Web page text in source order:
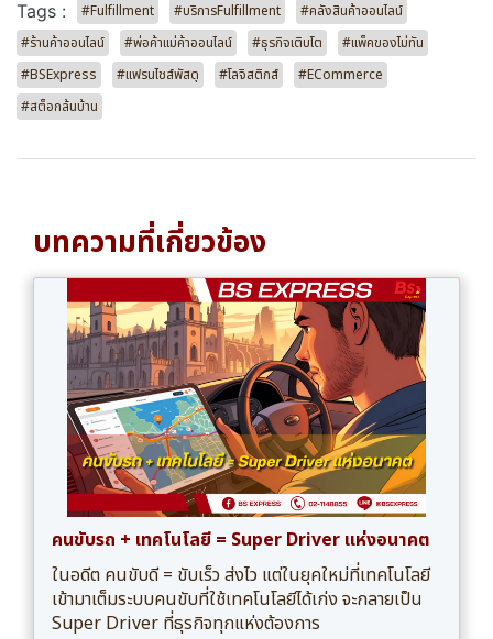
Tags : #Fulfillment #บริการFulfillment
#คลังสินค้าออนไลน์
#ร้านค้าออนไลน์
#พ่อค้าแม่ค้าออนไลน์ #ธุรกิจเติบโต
#แพ็คของไม่ทัน
#BSExpress
#แฟรนไชส์พัสดุ #โลจิสติกส์
#ECommerce
#สต็อกล้นบ้าน
บทความที่เกี่ยวข้อง
คนขับรถ + เทคโนโลยี = Super Driver แห่งอนาคต
ในอดีต คนขับดี = ขับเร็ว ส่งไว แต่ในยุคใหม่ที่เทคโนโลยี
เข้ามาเต็มระบบคนขับที่ใช้เทคโนโลยีได้เก่ง จะกลายเป็น
Super Driver ที่ธุรกิจทุกแห่งต้องการ